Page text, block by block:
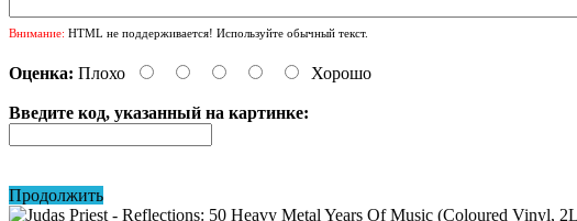
Внимание: HTML не поддерживается! Используйте обычный текст.
Оценка: Плохо Хорошо
Введите код, указанный на картинке:
Продолжить